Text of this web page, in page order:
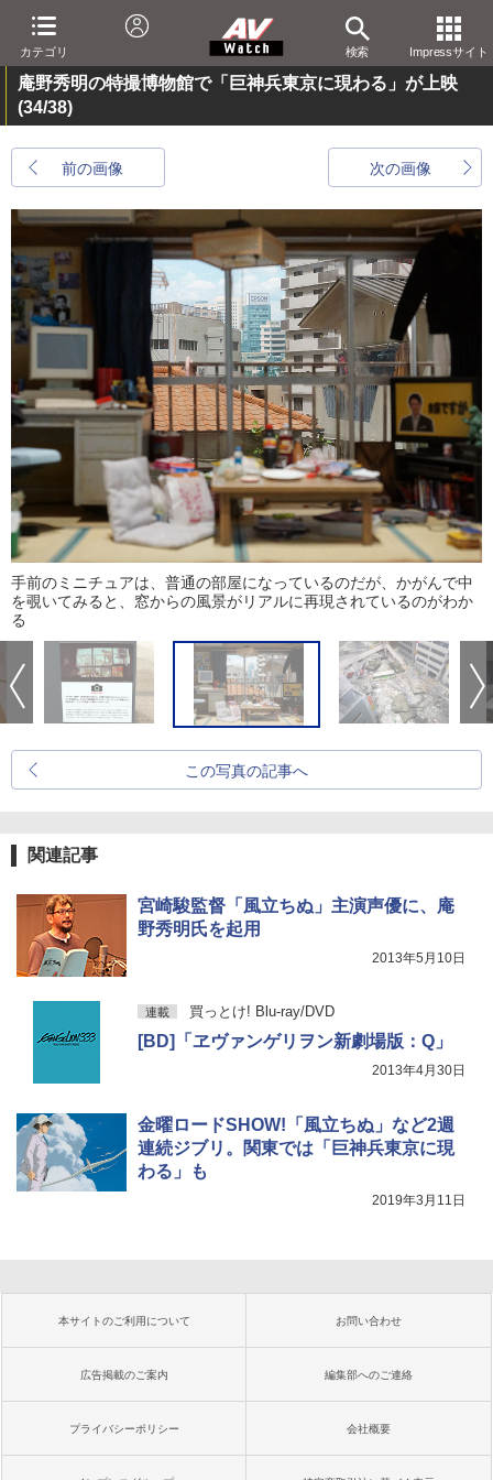
カテゴリ 検索 Impressサイト
庵野秀明の特撮博物館で「巨神兵東京に現わる」が上映
(34/38)
前の画像 次の画像
手前のミニチュアは、普通の部屋になっているのだが、かがんで中
を覗いてみると、窓からの風景がリアルに再現されているのがわか
る
この写真の記事へ
関連記事
宮崎駿監督「風立ちぬ」主演声優に、庵
野秀明氏を起用
2013年5月10日
連載 買っとけ! Blu-ray/DVD
[BD]「ヱヴァンゲリヲン新劇場版：Q」
2013年4月30日
金曜ロードSHOW!「風立ちぬ」など2週
連続ジブリ。関東では「巨神兵東京に現
わる」も
2019年3月11日
本サイトのご利用について お問い合わせ
広告掲載のご案内 編集部へのご連絡
プライバシーポリシー 会社概要